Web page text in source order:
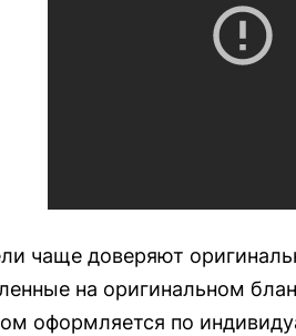
чаще доверяют
на оригинальном
оформляется по